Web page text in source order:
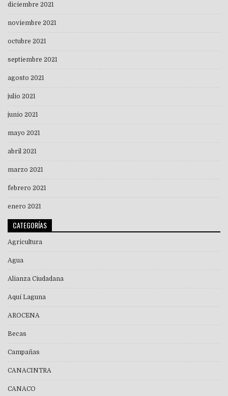
diciembre 2021
noviembre 2021
octubre 2021
septiembre 2021
agosto 2021
julio 2021
junio 2021
mayo 2021
abril 2021
marzo 2021
febrero 2021
enero 2021
CATEGORÍAS
Agricultura
Agua
Alianza Ciudadana
Aquí Laguna
AROCENA
Becas
Campañas
CANACINTRA
CANACO